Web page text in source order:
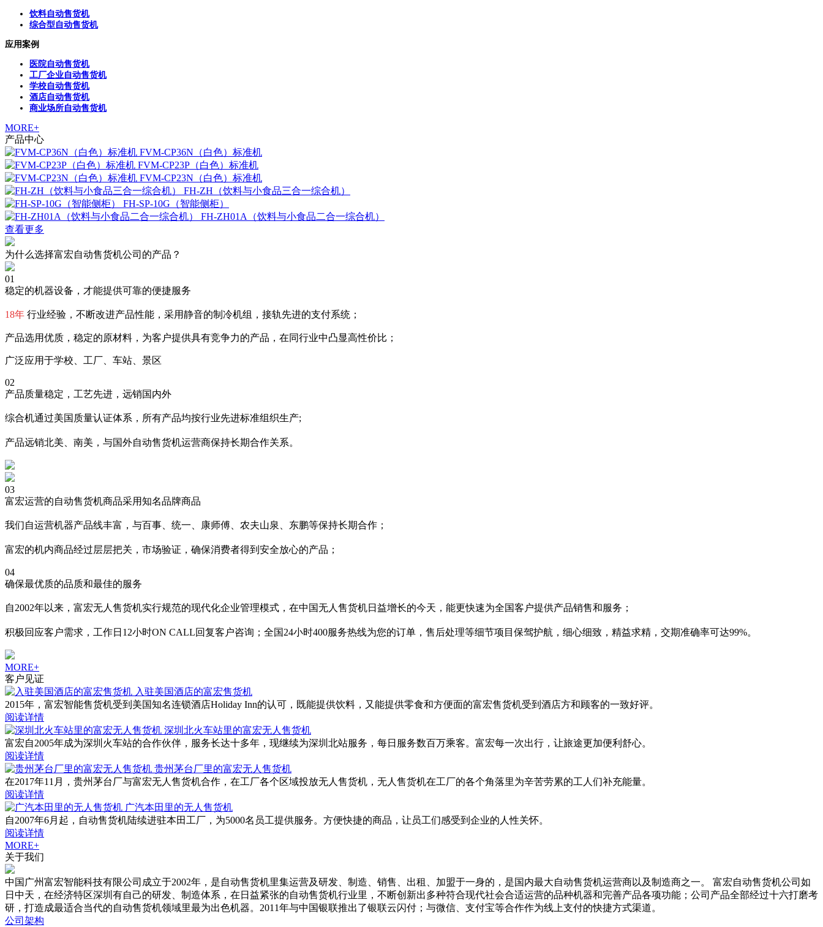
饮料自动售货机
综合型自动售货机
应用案例
医院自动售货机
工厂企业自动售货机
学校自动售货机
酒店自动售货机
商业场所自动售货机
MORE+
产品中心
FVM-CP36N（白色）标准机
FVM-CP23P（白色）标准机
FVM-CP23N（白色）标准机
FH-ZH（饮料与小食品三合一综合机）
FH-SP-10G（智能侧柜）
FH-ZH01A（饮料与小食品二合一综合机）
查看更多
为什么选择富宏自动售货机公司的产品？
01
稳定的机器设备，才能提供可靠的便捷服务
18年 行业经验，不断改进产品性能，采用静音的制冷机组，接轨先进的支付系统；
产品选用优质，稳定的原材料，为客户提供具有竞争力的产品，在同行业中凸显高性价比；
广泛应用于学校、工厂、车站、景区
02
产品质量稳定，工艺先进，远销国内外
综合机通过美国质量认证体系，所有产品均按行业先进标准组织生产;
产品远销北美、南美，与国外自动售货机运营商保持长期合作关系。
03
富宏运营的自动售货机商品采用知名品牌商品
我们自运营机器产品线丰富，与百事、统一、康师傅、农夫山泉、东鹏等保持长期合作；
富宏的机内商品经过层层把关，市场验证，确保消费者得到安全放心的产品；
04
确保最优质的品质和最佳的服务
自2002年以来，富宏无人售货机实行规范的现代化企业管理模式，在中国无人售货机日益增长的今天，能更快速为全国客户提供产品销售和服务；
积极回应客户需求，工作日12小时ON CALL回复客户咨询；全国24小时400服务热线为您的订单，售后处理等细节项目保驾护航，细心细致，精益求精，交期准确率可达99%。
MORE+
客户见证
入驻美国酒店的富宏售货机
2015年，富宏智能售货机受到美国知名连锁酒店Holiday Inn的认可，既能提供饮料，又能提供零食和方便面的富宏售货机受到酒店方和顾客的一致好评。
阅读详情
深圳北火车站里的富宏无人售货机
富宏自2005年成为深圳火车站的合作伙伴，服务长达十多年，现继续为深圳北站服务，每日服务数百万乘客。富宏每一次出行，让旅途更加便利舒心。
阅读详情
贵州茅台厂里的富宏无人售货机
在2017年11月，贵州茅台厂与富宏无人售货机合作，在工厂各个区域投放无人售货机，无人售货机在工厂的各个角落里为辛苦劳累的工人们补充能量。
阅读详情
广汽本田里的无人售货机
自2007年6月起，自动售货机陆续进驻本田工厂，为5000名员工提供服务。方便快捷的商品，让员工们感受到企业的人性关怀。
阅读详情
MORE+
关于我们
中国广州富宏智能科技有限公司成立于2002年，是自动售货机里集运营及研发、制造、销售、出租、加盟于一身的，是国内最大自动售货机运营商以及制造商之一。 富宏自动售货机公司如
日中天，在经济特区深圳有自己的研发、制造体系，在日益紧张的自动售货机行业里，不断创新出多种符合现代社会合适运营的品种机器和完善产品各项功能；公司产品全部经过十六打磨考
研，打造成最适合当代的自动售货机领域里最为出色机器。2011年与中国银联推出了银联云闪付；与微信、支付宝等合作作为线上支付的快捷方式渠道。
公司架构